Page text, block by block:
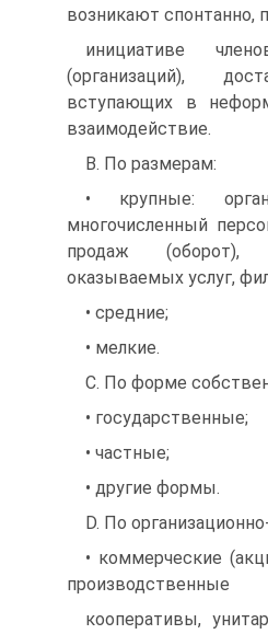
возникают спонтанно,
инициативе
(организаций),
вступающих в
взаимодействие.
B. По размерам:
• крупные:
многочисленный
продаж
оказываемых услуг,
• средние;
• мелкие.
C. По форме
• государственные;
• частные;
• другие формы.
D. По
• коммерческие
производственные
кооперативы,